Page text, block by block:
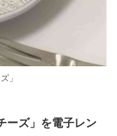
」
ーズ」を電子レン